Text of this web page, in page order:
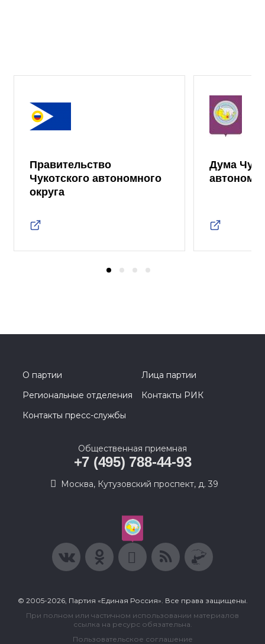
Правительство
Чукотского автономного
округа
Дума
О партии
Лица партии
Региональные отделения
Контакты РИК
Контакты пресс-службы
Общественная приемная
+7 (495) 788-44-93
Москва, Кутузовский проспект, д. 39
© 2005-2026, Партия «Единая Россия». Все права защищены.
При полном или частичном использовании материалов
ссылка на ресурс обязательна.
Пользовательское соглашение